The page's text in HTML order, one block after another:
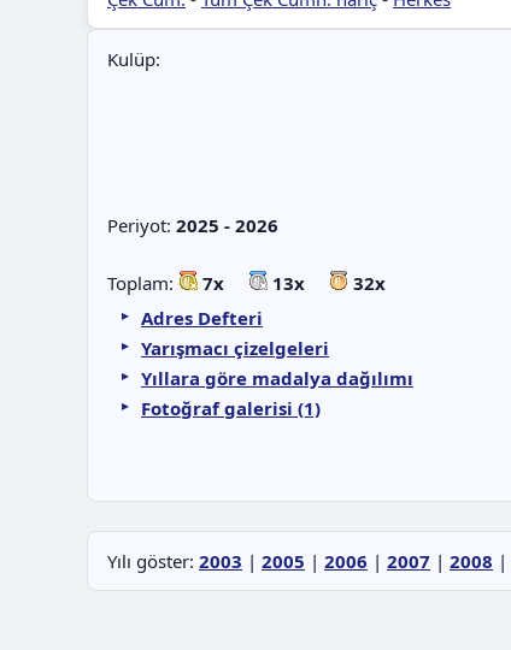
Kulüp:
Periyot: 2025 - 2026
Toplam: 7x 13x
32x
Adres Defteri
Yarışmacı çizelgeleri
Yıllara göre madalya dağılımı
Fotoğraf galerisi (1)
Yılı göster: 2003 | 2005 | 2006 | 2007 | 2008 |